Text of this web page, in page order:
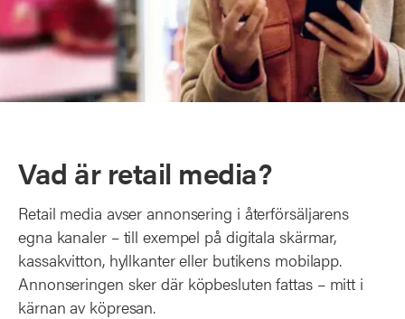
Vad är retail media?
Retail media avser annonsering i återförsäljarens
egna kanaler – till exempel på digitala skärmar,
kassakvitton, hyllkanter eller butikens mobilapp.
Annonseringen sker där köpbesluten fattas – mitt i
kärnan av köpresan.